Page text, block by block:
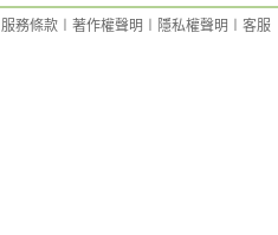
服務條款 著作權聲明 隱私權聲明 客服